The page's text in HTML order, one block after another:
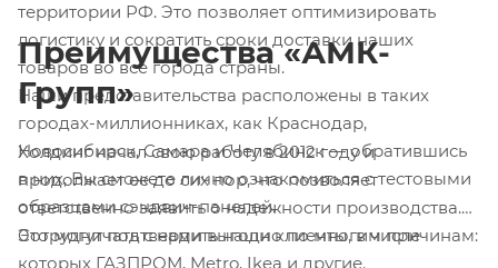
территории РФ. Это позволяет оптимизировать
логистику и сократить сроки доставки наших
товаров во все города страны.
Наши представительства расположены в таких
городах-миллионниках, как Краснодар,
Новосибирск, Самара и Челябинск — обратившись
в них, Вы сможете лично ознакомиться с тестовыми
образцами сэндвич-панелей.
Преимущества «АМК-
Групп»
Холдинг начал свою работу в 2012 году и
продолжает ее до сих пор, что позволяет
ответственно заявить о надежности производства.
Это могут подтвердить наши клиенты, в числе
которых ГАЗПРОМ, Metro, Ikea и другие.
Сотрудничать с нами выгодно по многим причинам: